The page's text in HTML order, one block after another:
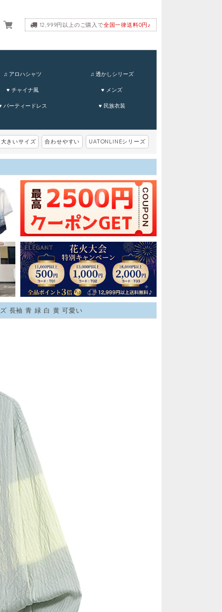
12,999円以上のご購入で全国一律送料0円♪
♫ アロハシャツ ♫ 透かしシリーズ
♥ チャイナ風 ♥ メンズ
パーティードレス ♥ 民族衣装
大きいサイズ 合わせやすい UATONLINEシリーズ
長袖 青 緑 白 黄 可愛い